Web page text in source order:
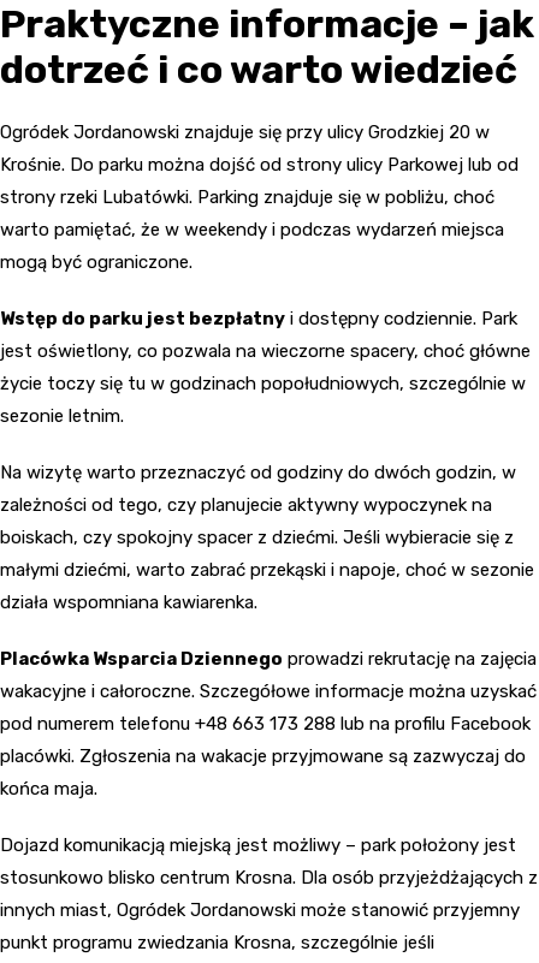
Praktyczne informacje – jak
dotrzeć i co warto wiedzieć
Ogródek Jordanowski znajduje się przy ulicy Grodzkiej 20 w
Krośnie. Do parku można dojść od strony ulicy Parkowej lub od
strony rzeki Lubatówki. Parking znajduje się w pobliżu, choć
warto pamiętać, że w weekendy i podczas wydarzeń miejsca
mogą być ograniczone.
Wstęp do parku jest bezpłatny i dostępny codziennie. Park
jest oświetlony, co pozwala na wieczorne spacery, choć główne
życie toczy się tu w godzinach popołudniowych, szczególnie w
sezonie letnim.
Na wizytę warto przeznaczyć od godziny do dwóch godzin, w
zależności od tego, czy planujecie aktywny wypoczynek na
boiskach, czy spokojny spacer z dziećmi. Jeśli wybieracie się z
małymi dziećmi, warto zabrać przekąski i napoje, choć w sezonie
działa wspomniana kawiarenka.
Placówka Wsparcia Dziennego prowadzi rekrutację na zajęcia
wakacyjne i całoroczne. Szczegółowe informacje można uzyskać
pod numerem telefonu +48 663 173 288 lub na profilu Facebook
placówki. Zgłoszenia na wakacje przyjmowane są zazwyczaj do
końca maja.
Dojazd komunikacją miejską jest możliwy – park położony jest
stosunkowo blisko centrum Krosna. Dla osób przyjeżdżających z
innych miast, Ogródek Jordanowski może stanowić przyjemny
punkt programu zwiedzania Krosna, szczególnie jeśli